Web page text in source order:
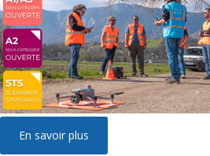
En savoir plus